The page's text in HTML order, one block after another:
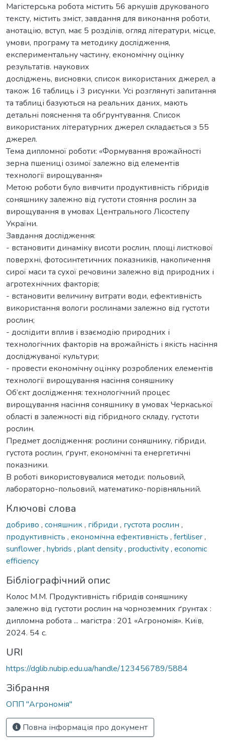
Магістерська робота містить 56 аркушів друкованого
тексту, містить зміст, завдання для виконання роботи,
анотацію, вступ, має 5 розділів, огляд літератури, місце,
умови, програму та методику дослідження,
експериментальну частину, економічну оцінку
результатів. наукових
досліджень, висновки, список використаних джерел, а
також 16 таблиць і 3 рисунки. Усі розглянуті запитання
та таблиці базуються на реальних даних, мають
детальні пояснення та обґрунтування. Список
використаних літературних джерел складається з 55
джерел.
Тема дипломної роботи: «Формування врожайності
зерна пшениці озимої залежно від елементів
технології вирощування»
Метою роботи було вивчити продуктивність гібридів
соняшнику залежно від густоти стояння рослин за
вирощування в умовах Центрального Лісостепу
України.
Завдання дослідження:
- встановити динаміку висоти рослин, площі листкової
поверхні, фотосинтетичних показників, накопичення
сирої маси та сухої речовини залежно від природних і
агротехнічних факторів;
- встановити величину витрати води, ефективність
використання вологи рослинами залежно від густоти
рослин;
- дослідити вплив і взаємодію природних і
технологічних факторів на врожайність і якість насіння
досліджуваної культури;
- провести економічну оцінку розроблених елементів
технології вирощування насіння соняшнику
Об’єкт дослідження: технологічний процес
вирощування насіння соняшнику в умовах Черкаської
області в залежності від гібридного складу, густоти
рослин.
Предмет дослідження: рослини соняшнику, гібриди,
густота рослин, ґрунт, економічні та енергетичні
показники.
В роботі використовувалися методи: польовий,
лабораторно-польовий, математико-порівняльний.
Ключові слова
добриво , соняшник, гібриди , густота рослин ,
продуктивність , економічна ефективність , fertiliser,
sunflower, hybrids , plant density, productivity, economic
efficiency
Бібліографічний опис
Колос М.М. Продуктивність гібридів соняшнику
залежно від густоти рослин на чорноземних ґрунтах :
дипломна робота ... магістра : 201 «Агрономія». Київ,
2024. 54 с.
URI
https://dglib.nubip.edu.ua/handle/123456789/5884
Зібрання
ОПП "Агрономія"
Повна інформація про документ